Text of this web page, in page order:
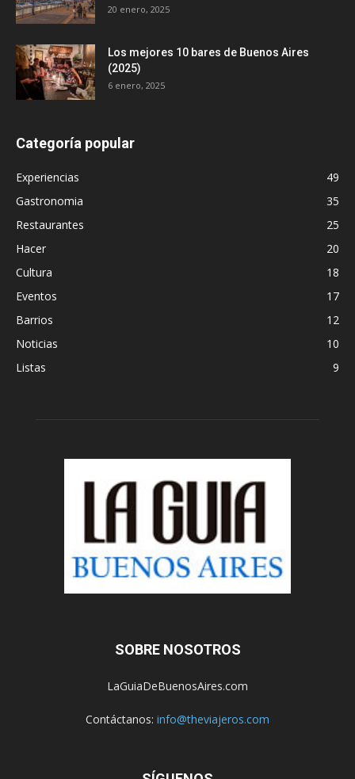
20 enero, 2025
Los mejores 10 bares de Buenos Aires
(2025)
6 enero, 2025
Categoría popular
Experiencias
49
Gastronomia
35
Restaurantes
25
Hacer
20
Cultura
18
Eventos
17
Barrios
12
Noticias
10
Listas
9
SOBRE NOSOTROS
LaGuiaDeBuenosAires.com
Contáctanos: info@theviajeros.com